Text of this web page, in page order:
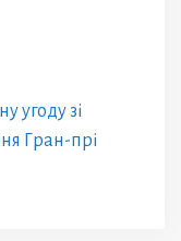
угоду зі
Гран-прі